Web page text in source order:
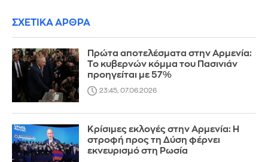
ΣΧΕΤΙΚΑ ΑΡΘΡΑ
Πρώτα αποτελέσματα στην Αρμενία:
Το κυβερνών κόμμα του Πασινιάν
προηγείται με 57%
23:45, 07.06.2026
Κρίσιμες εκλογές στην Αρμενία: Η
στροφή προς τη Δύση φέρνει
εκνευρισμό στη Ρωσία